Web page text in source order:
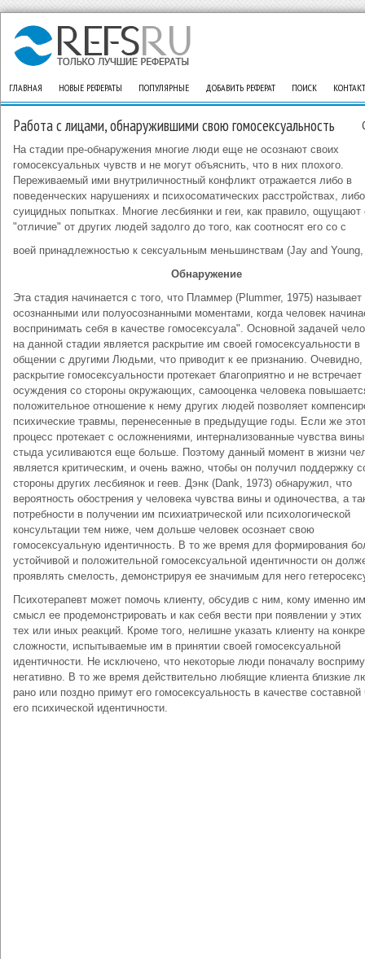
ГЛАВНАЯ НОВЫЕ РЕФЕРАТЫ ПОПУЛЯРНЫЕ ДОБАВИТЬ РЕФЕРАТ ПОИСК
Работа с лицами, обнаружившими свою гомосексуальность
На стадии пре-обнаружения многие люди еще не осознают своих
гомосексуальных чувств и не могут объяснить, что в них плохого.
Переживаемый ими внутриличностный конфликт отражается либо в
поведенческих нарушениях и психосоматических расстройствах,
суицидных попытках. Многие лесбиянки и геи, как правило, ощущают
"отличие" от других людей задолго до того, как соотносят его со с
воей принадлежностью к сексуальным меньшинствам (Jay and
Обнаружение
Эта стадия начинается с того, что Пламмер (Plummer, 1975)
осознанными или полуосознанными моментами, когда человек
воспринимать себя в качестве гомосексуала". Основной задачей
на данной стадии является раскрытие им своей гомосексуальности в
общении с другими Людьми, что приводит к ее признанию. Очевидно,
раскрытие гомосексуальности протекает благоприятно и не встречает
осуждения со стороны окружающих, самооценка человека
положительное отношение к нему других людей позволяет
психические травмы, перенесенные в предыдущие годы. Если же
процесс протекает с осложнениями, интернализованные чувства
стыда усиливаются еще больше. Поэтому данный момент в жизни
является критическим, и очень важно, чтобы он получил поддержку
стороны других лесбиянок и геев. Дэнк (Dank, 1973) обнаружил, что
вероятность обострения у человека чувства вины и одиночества, а
потребности в получении им психиатрической или психологической
консультации тем ниже, чем дольше человек осознает свою
гомосексуальную идентичность. В то же время для формирования
устойчивой и положительной гомосексуальной идентичности он
проявлять смелость, демонстрируя ее значимым для него
Психотерапевт может помочь клиенту, обсудив с ним, кому именно
смысл ее продемонстрировать и как себя вести при появлении у
тех или иных реакций. Кроме того, нелишне указать клиенту на
сложности, испытываемые им в принятии своей гомосексуальной
идентичности. Не исключено, что некоторые люди поначалу
негативно. В то же время действительно любящие клиента близкие
рано или поздно примут его гомосексуальность в качестве составной
его психической идентичности.